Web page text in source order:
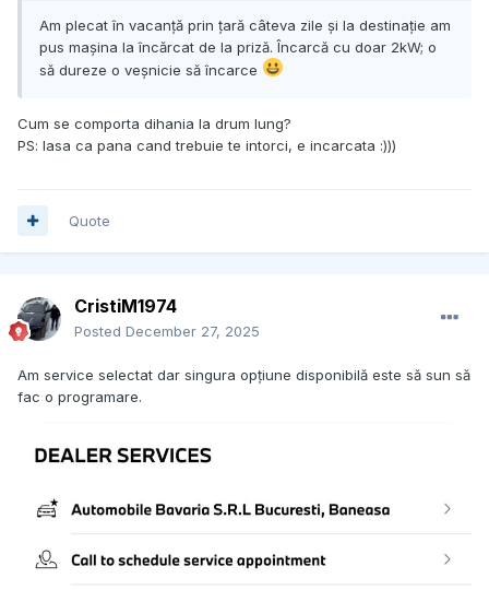
Am plecat în vacanță prin țară câteva zile și la destinație am
pus mașina la încărcat de la priză. Încarcă cu doar 2kW; o
să dureze o veșnicie să încarce
Cum se comporta dihania la drum lung?
PS: lasa ca pana cand trebuie te intorci, e incarcata :)))
Quote
CristiM1974
Posted December 27, 2025
Am service selectat dar singura opțiune disponibilă este să sun să
fac o programare.